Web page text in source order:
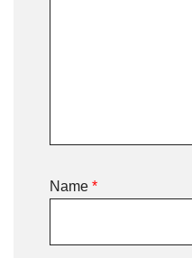
Name *